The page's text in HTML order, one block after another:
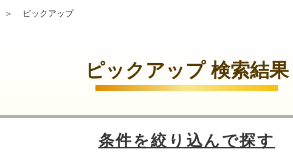
＞ ピックアップ
ピックアップ 検索結果
条件を絞り込んで探す